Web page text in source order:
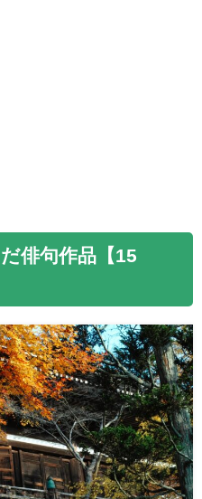
俳句作品【15